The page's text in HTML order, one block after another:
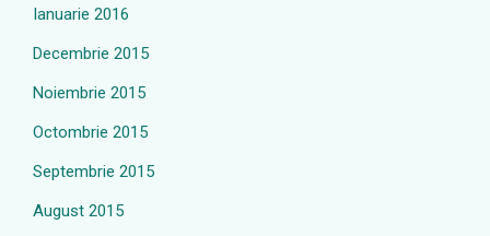
Ianuarie 2016
Decembrie 2015
Noiembrie 2015
Octombrie 2015
Septembrie 2015
August 2015